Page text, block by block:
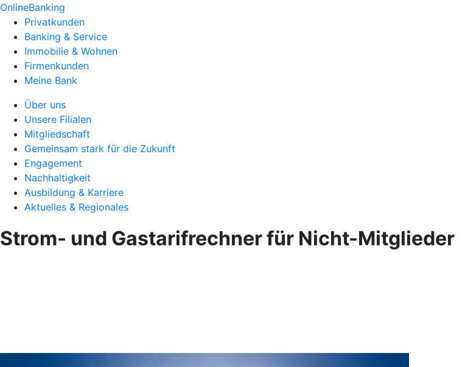
OnlineBanking
Privatkunden
Banking & Service
Immobilie & Wohnen
Firmenkunden
Meine Bank
Über uns
Unsere Filialen
Mitgliedschaft
Gemeinsam stark für die Zukunft
Engagement
Nachhaltigkeit
Ausbildung & Karriere
Aktuelles & Regionales
Strom- und Gastarifrechner für Nicht-Mitglieder